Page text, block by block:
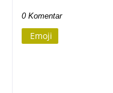
0 Komentar
Emoji